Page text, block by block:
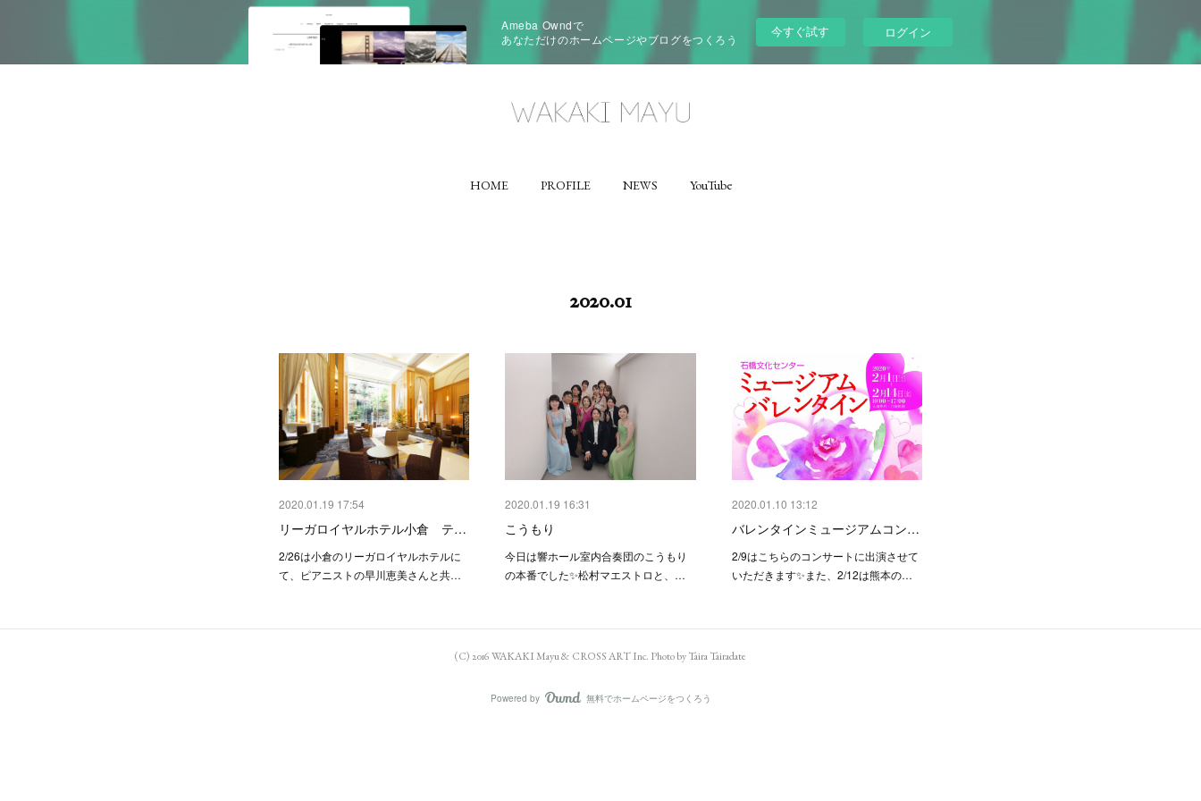
Ameba Owndで
あなただけのホームページやブログをつくろう
今すぐ試す ログイン
HOME PROFILE NEWS YouTube
2020.01
2020.01.19 17:54
リーガロイヤルホテル小倉 テ…
2/26は小倉のリーガロイヤルホテルに
て、ピアニストの早川恵美さんと共…
2020.01.19 16:31
こうもり
今日は響ホール室内合奏団のこうもり
の本番でした✨松村マエストロと、…
2020.01.10 13:12
バレンタインミュージアムコン…
2/9はこちらのコンサートに出演させて
いただきます✨また、2/12は熊本の…
(C) 2016 WAKAKI Mayu & CROSS ART Inc. Photo by Taira Tairadate
Powered by AmebaOwnd
無料でホームページをつくろう